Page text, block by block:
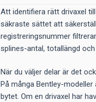
Att identifiera rätt drivaxel
säkraste sättet att
registreringsnummer
splines-antal, totallängd
När du väljer delar är det
På många Bentley-
bytet. Om en drivaxel har